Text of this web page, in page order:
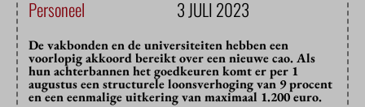
Personeel 3 JULI 2023
De vakbonden en de universiteiten hebben een
voorlopig akkoord bereikt over een nieuwe cao. Als
hun achterbannen het goedkeuren komt er per 1
augustus een structurele loonsverhoging van 9 procent
en een eenmalige uitkering van maximaal 1.200 euro.